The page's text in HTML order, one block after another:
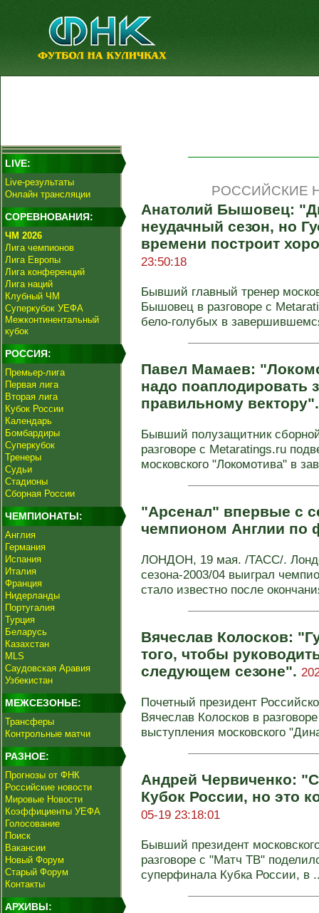
LIVE:
Live-результаты
Онлайн трансляции
СОРЕВНОВАНИЯ:
ЧМ 2026
Лига чемпионов
Лига Европы
Лига конференций
Лига наций
Клубный ЧМ
Суперкубок УЕФА
Межконтинентальный
кубок
РОССИЯ:
Премьер-лига
Первая лига
Вторая лига
Кубок России
Календарь
Бомбардиры
Суперкубок
Тренеры
Судьи
Стадионы
Сборная России
ЧЕМПИОНАТЫ:
Англия
Германия
Испания
Италия
Франция
Нидерланды
Португалия
Турция
Беларусь
Казахстан
MLS
Саудовская Аравия
Узбекистан
МЕЖСЕЗОНЬЕ:
Трансферы
Контрольные матчи
РАЗНОЕ:
Прогнозы от ФНК
Российские новости
Мировые Новости
Коэффициенты УЕФА
Голосование
Поиск
Вакансии
Новый Форум
Старый Форум
Контакты
АРХИВЫ:
РОССИЙСКИЕ
Анатолий Бышовец:
неудачный сезон, но
времени построит
23:50:18
Бывший главный тренер
Бышовец в разговоре с
бело-голубых в
Павел Мамаев:
надо поаплодировать
правильному
Бывший полузащитник
разговоре с Metaratings.ru
московского "Локомотива" в
"Арсенал" впервые с
чемпионом Англии по
ЛОНДОН, 19 мая. /ТАСС/.
сезона-2003/04 выиграл
стало известно после
Вячеслав Колосков:
того, чтобы
следующем сезоне".
Почетный президент
Вячеслав Колосков в
выступления московского
Андрей Червиченко:
Кубок России, но это
05-19 23:18:01
Бывший президент
разговоре с "Матч ТВ"
суперфинала Кубка России, в